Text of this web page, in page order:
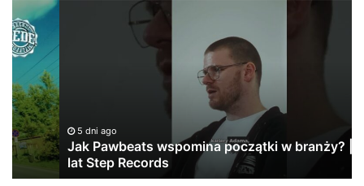
Jak
Pawbeats
wspomina
początki
branży?
|
20
lat
Step
Records
5 dni ago
Jak Pawbeats wspomina początki w branży? | 20
lat Step Records